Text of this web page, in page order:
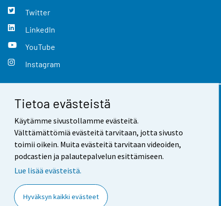
Tietoa evästeistä
Käytämme sivustollamme evästeitä.
Välttämättömiä evästeitä tarvitaan, jotta sivusto
toimii oikein. Muita evästeitä tarvitaan videoiden,
podcastien ja palautepalvelun esittämiseen.
Lue lisää evästeistä.
Hyväksyn kaikki evästeet
Twitter
LinkedIn
YouTube
Instagram
Yhteystiedot
Palaute
Käyttöehdot
Saavutettavuus